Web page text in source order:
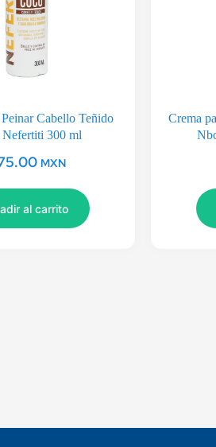
Cabello Teñido
300 ml
MXN
al carrito
Crema